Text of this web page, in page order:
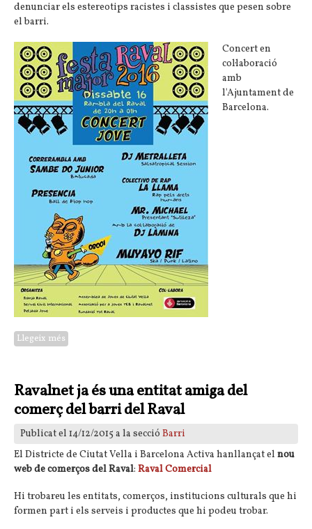
denunciar els estereotips racistes i classistes que pesen sobre
el barri.
Concert en
col·laboració
amb
l'Ajuntament de
Barcelona.
Llegeix més
Ravalnet ja és una entitat amiga del
comerç del barri del Raval
Publicat el 14/12/2015 a la secció Barri
El Districte de Ciutat Vella i Barcelona Activa hanllançat el nou
web de comerços del Raval: Raval Comercial
Hi trobareu les entitats, comerços, institucions culturals que hi
formen part i els serveis i productes que hi podeu trobar.